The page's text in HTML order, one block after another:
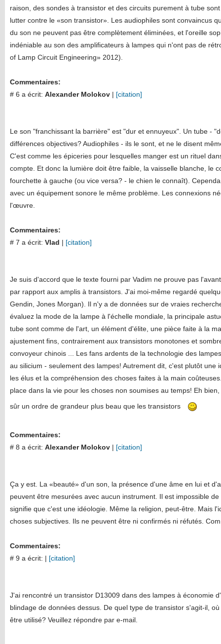
raison, des sondes à transistor et des circuits purement à tube
lutter contre le «son transistor». Les audiophiles sont convaincus
du son ne peuvent pas être complètement éliminées, et l'oreille
indéniable au son des amplificateurs à lampes qui n'ont pas de
of Lamp Circuit Engineering» 2012).
Commentaires:
# 6 a écrit: Alexander Molokov | [citation]
Le son "franchissant la barrière" est "dur et ennuyeux". Un tube -
différences objectives? Audiophiles - ils le sont, et ne le disent
C'est comme les épiceries pour lesquelles manger est un rituel
compte. Et donc la lumière doit être faible, la vaisselle blanche, le
fourchette à gauche (ou vice versa? - le chien le connaît).
avec un équipement sonore le même problème. Les connexions
l'œuvre.
Commentaires:
# 7 a écrit: Vlad | [citation]
Je suis d'accord que le texte fourni par Vadim ne prouve pas
par rapport aux amplis à transistors. J'ai moi-même regardé
Gendin, Jones Morgan). Il n'y a de données sur de vraies
évaluez la mode de la lampe à l'échelle mondiale, la principale
tube sont comme de l'art, un élément d'élite, une pièce faite à la
ajustement fins, contrairement aux transistors monotones et
convoyeur chinois ... Les fans ardents de la technologie des
au silicium - seulement des lampes! Autrement dit, c'est plutôt une
les élus et la compréhension des choses faites à la main
place dans la vie pour les choses non soumises au temps! Eh
sûr un ordre de grandeur plus beau que les transistors
Commentaires:
# 8 a écrit: Alexander Molokov | [citation]
Ça y est. La «beauté» d'un son, la présence d'une âme en lui et
peuvent être mesurées avec aucun instrument. Il est impossible
signifie que c'est une idéologie. Même la religion, peut-être. Mais
choses subjectives. Ils ne peuvent être ni confirmés ni réfutés.
Commentaires:
# 9 a écrit: | [citation]
J'ai rencontré un transistor D13009 dans des lampes à économie
blindage de données dessus. De quel type de transistor s'agit-il,
être utilisé? Veuillez répondre par e-mail.